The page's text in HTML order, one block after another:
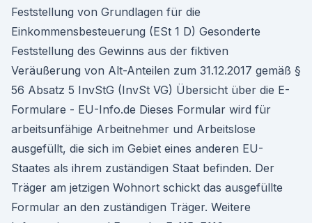
Feststellung von Grundlagen für die
Einkommensbesteuerung (ESt 1 D) Gesonderte
Feststellung des Gewinns aus der fiktiven
Veräußerung von Alt-Anteilen zum 31.12.2017 gemäß §
56 Absatz 5 InvStG (InvSt VG) Übersicht über die E-
Formulare - EU-Info.de Dieses Formular wird für
arbeitsunfähige Arbeitnehmer und Arbeitslose
ausgefüllt, die sich im Gebiet eines anderen EU-
Staates als ihrem zuständigen Staat befinden. Der
Träger am jetzigen Wohnort schickt das ausgefüllte
Formular an den zuständigen Träger. Weitere